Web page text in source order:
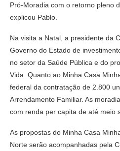
Pró-Moradia com o retorno pleno
explicou Pablo.
Na visita a Natal, a presidente da
Governo do Estado de
no setor da Saúde Pública e do
Vida. Quanto ao Minha Casa
federal da contratação de 2.800
Arrendamento Familiar. As
com renda per capita de até meio
As propostas do Minha Casa
Norte serão acompanhadas pela